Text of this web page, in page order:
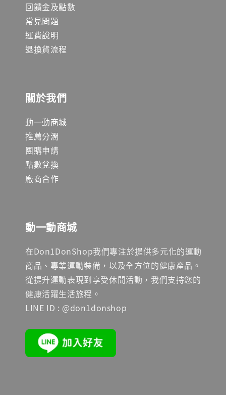
回饋金及點數
常見問題
運費說明
退換貨流程
關於我們
動一動商城
推薦分潤
團購申請
點數兌換
廠商合作
動一動商城
在Don1DonShop我們專注於提供多元化的運動
商品、專業運動裝備，以及全方位的健康產品。
從提升運動表現到享受休閒活動，我們支持您的
健康活躍生活旅程。
LINE ID : @don1donshop